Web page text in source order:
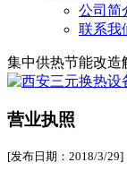
公司简
联系我
集中供热节能改造
营业执照
[发布日期：2018/3/29]